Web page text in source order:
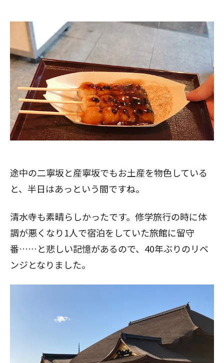
途中の二寧坂と産寧坂でもお土産を物色している
と、半日はあっという間ですね。
清水寺も素晴らしかったです。修学旅行の時に体
調が悪くなり1人で宿泊をしていた旅館に留守
番……と悲しい記憶があるので、40年ぶりのリベ
ンジとなりました。